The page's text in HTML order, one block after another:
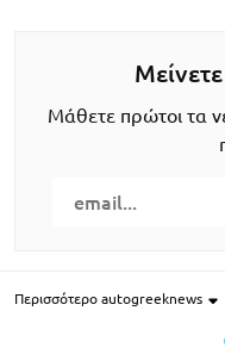
Μάθετε πρώτοι τα
Περισσότερο autogreeknews